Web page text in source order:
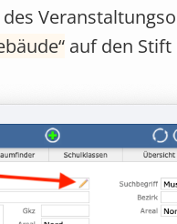
auf den Stift